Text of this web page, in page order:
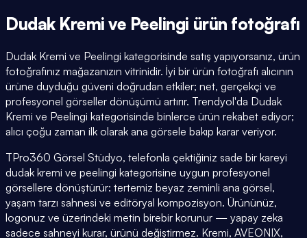
Dudak Kremi ve Peelingi ürün fotoğrafı
Dudak Kremi ve Peelingi kategorisinde satış yapıyorsanız, ürün
fotoğrafınız mağazanızın vitrinidir. İyi bir ürün fotoğrafı alıcının
ürüne duyduğu güveni doğrudan etkiler; net, gerçekçi ve
profesyonel görseller dönüşümü artırır. Trendyol'da Dudak
Kremi ve Peelingi kategorisinde binlerce ürün rekabet ediyor;
alıcı çoğu zaman ilk olarak ana görsele bakıp karar veriyor.
TPro360 Görsel Stüdyo, telefonla çektiğiniz sade bir kareyi
dudak kremi ve peelingi kategorisine uygun profesyonel
görsellere dönüştürür: tertemiz beyaz zeminli ana görsel,
yaşam tarzı sahnesi ve editöryal kompozisyon. Ürününüz,
logonuz ve üzerindeki metin birebir korunur — yapay zeka
sadece sahneyi kurar, ürünü değiştirmez. Kremi, AVEONIX,